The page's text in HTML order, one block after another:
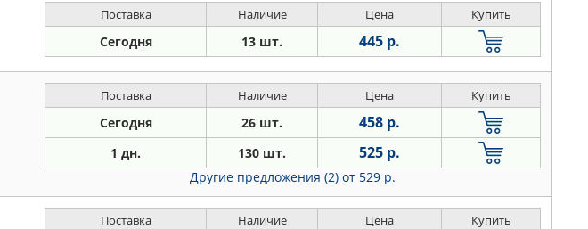
Поставка Наличие Цена Купить
Сегодня 13 шт. 445 р.
Поставка Наличие Цена Купить
Сегодня 26 шт. 458 р.
1 дн. 130 шт. 525 р.
Другие предложения (2) от 529 р.
Поставка Наличие Цена Купить